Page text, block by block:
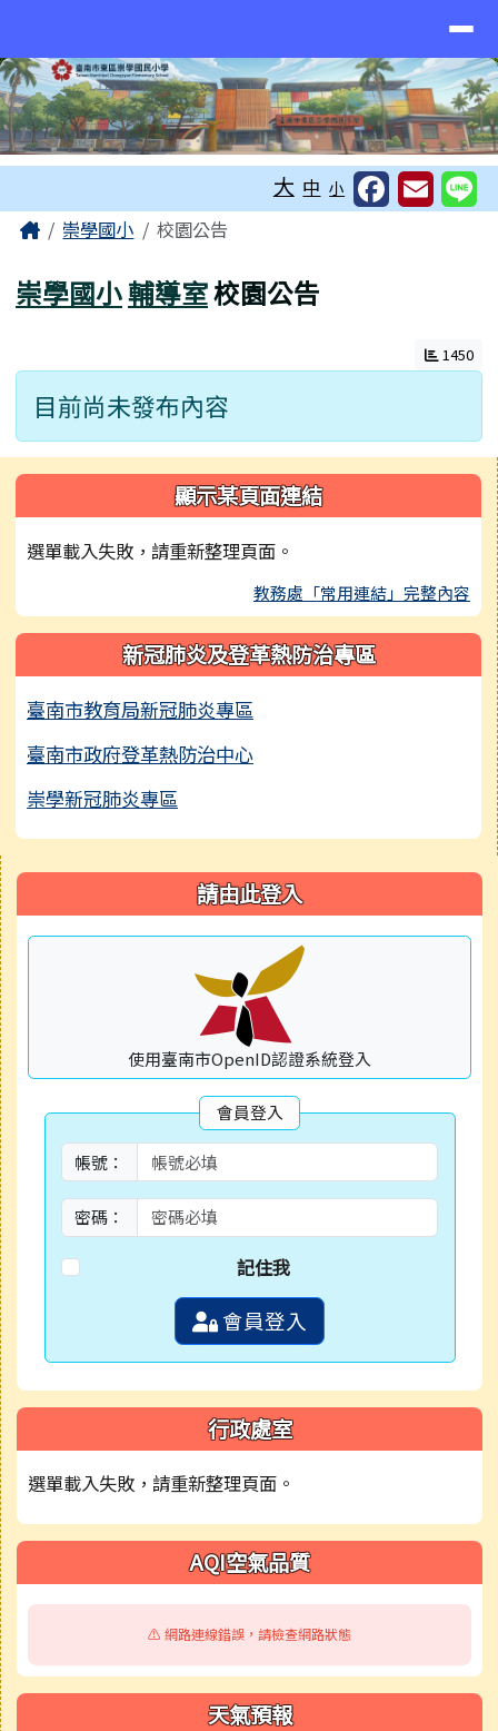
大 中 小
主內容區域
Home崇學國小 校園公告
崇學國小輔導室校園公告
1450
目前尚未發布內容
左邊區域內容顯示某頁面連結
選單載入失敗，請重新整理頁面。
教務處「常用連結」完整內容
新冠肺炎及登革熱防治專區
臺南市教育局新冠肺炎專區
臺南市政府登革熱防治中心
崇學新冠肺炎專區
右邊區域內容 請由此登入
使用臺南市OpenID認證系統登入
會員登入
帳號：
密碼：
記住我
會員登入
行政處室
選單載入失敗，請重新整理頁面。
AQI空氣品質
⚠️ 網路連線錯誤，請檢查網路狀態
天氣預報
頁尾區域